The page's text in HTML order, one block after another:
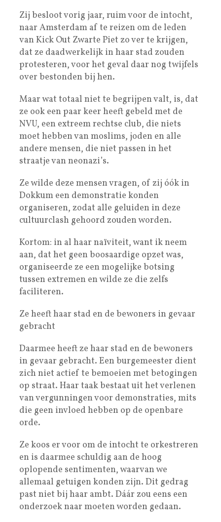
Zij besloot vorig jaar, ruim voor de intocht,
naar Amsterdam af te reizen om de leden
van Kick Out Zwarte Piet zo ver te krijgen,
dat ze daadwerkelijk in haar stad zouden
protesteren, voor het geval daar nog twijfels
over bestonden bij hen.
Maar wat totaal niet te begrijpen valt, is, dat
ze ook een paar keer heeft gebeld met de
NVU, een extreem rechtse club, die niets
moet hebben van moslims, joden en alle
andere mensen, die niet passen in het
straatje van neonazi’s.
Ze wilde deze mensen vragen, of zij óók in
Dokkum een demonstratie konden
organiseren, zodat alle geluiden in deze
cultuurclash gehoord zouden worden.
Kortom: in al haar naïviteit, want ik neem
aan, dat het geen boosaardige opzet was,
organiseerde ze een mogelijke botsing
tussen extremen en wilde ze die zelfs
faciliteren.
Ze heeft haar stad en de bewoners in gevaar
gebracht
Daarmee heeft ze haar stad en de bewoners
in gevaar gebracht. Een burgemeester dient
zich niet actief te bemoeien met betogingen
op straat. Haar taak bestaat uit het verlenen
van vergunningen voor demonstraties, mits
die geen invloed hebben op de openbare
orde.
Ze koos er voor om de intocht te orkestreren
en is daarmee schuldig aan de hoog
oplopende sentimenten, waarvan we
allemaal getuigen konden zijn. Dit gedrag
past niet bij haar ambt. Dáár zou eens een
onderzoek naar moeten worden gedaan.